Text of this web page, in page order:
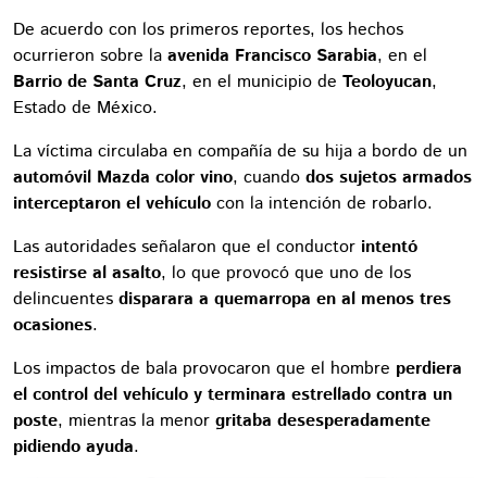
De acuerdo con los primeros reportes, los hechos
ocurrieron sobre la avenida Francisco Sarabia, en el
Barrio de Santa Cruz, en el municipio de Teoloyucan,
Estado de México.
La víctima circulaba en compañía de su hija a bordo de un
automóvil Mazda color vino, cuando dos sujetos armados
interceptaron el vehículo con la intención de robarlo.
Las autoridades señalaron que el conductor intentó
resistirse al asalto, lo que provocó que uno de los
delincuentes disparara a quemarropa en al menos tres
ocasiones.
Los impactos de bala provocaron que el hombre perdiera
el control del vehículo y terminara estrellado contra un
poste, mientras la menor gritaba desesperadamente
pidiendo ayuda.